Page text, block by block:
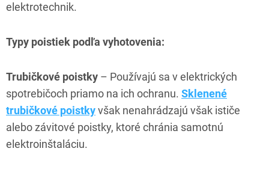
elektrotechnik.
Typy poistiek podľa vyhotovenia:
Trubičkové poistky – Používajú sa v elektrických
spotrebičoch priamo na ich ochranu. Sklenené
trubičkové poistkyvšak nenahrádzajú však ističe
alebo závitové poistky, ktoré chránia samotnú
elektroinštaláciu.